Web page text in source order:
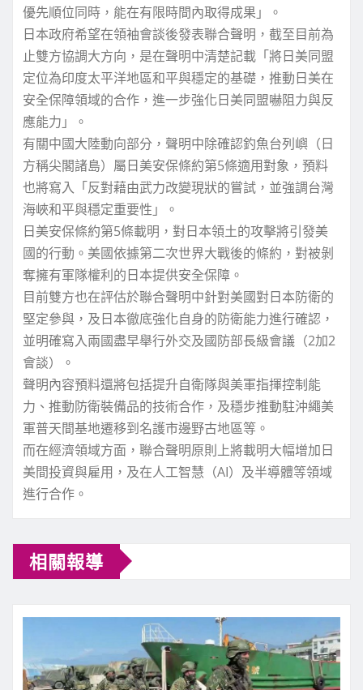
優先順位同時，能在有限時間內取得成果」。
日本政府希望在領袖會談後發表聯合聲明，截至目前為
止雙方協調大方向，是在聲明中清楚記載「將日美同盟
定位為印度太平洋地區和平與穩定的基礎，推動日美在
安全保障領域的合作，進一步強化日美同盟嚇阻力與反
應能力」。
有關中國大陸動向部分，聲明中除確認釣魚台列嶼（日
方稱尖閣諸島）屬日美安保條約第5條適用對象，預料
也將寫入「反對藉由武力改變現狀的嘗試，並強調台灣
海峽和平與穩定重要性」。
日美安保條約第5條載明，對日本領土的攻擊將引發美
國的行動。美國依據第二次世界大戰後的條約，對被剝
奪擁有軍隊權利的日本提供安全保障。
目前雙方也在評估於聯合聲明中針對美國對日本防衛的
堅定參與，及日本徹底強化自身的防衛能力進行確認，
並明確寫入兩國盡早舉行外交及國防部長級會議（2加2
會談）。
聲明內容預料還將包括提升自衛隊與美軍指揮控制能
力、推動防衛裝備品的技術合作，及穩步推動駐沖繩美
軍普天間基地遷移到名護市邊野古地區等。
而在經濟領域方面，聯合聲明原則上將載明大幅增加日
美間投資與雇用，及在人工智慧（AI）及半導體等領域
進行合作。
相關報導